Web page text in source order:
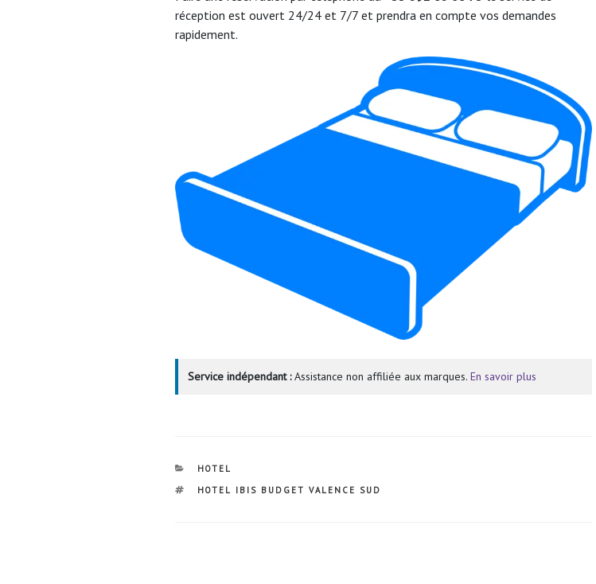
réception est ouvert 24/24 et 7/7 et prendra en compte vos demandes
rapidement.
Service indépendant :Assistance non affiliée aux marques. En savoir plus
CATÉGORIES
HOTEL
ÉTIQUETTES
HOTEL IBIS BUDGET VALENCE SUD